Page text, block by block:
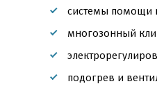
системы помощи
многозонный
подогрев и